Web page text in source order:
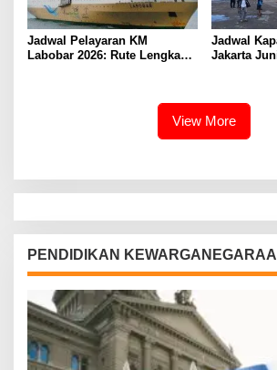
Jadwal Pelayaran KM
Labobar 2026: Rute Lengkap
Jadwal
Jakarta
View More
PENDIDIKAN